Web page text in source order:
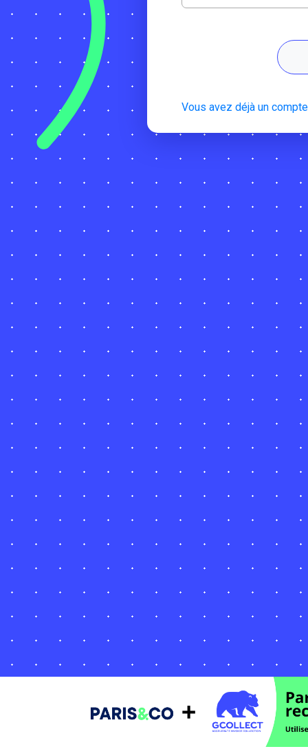
Vous avez déjà un